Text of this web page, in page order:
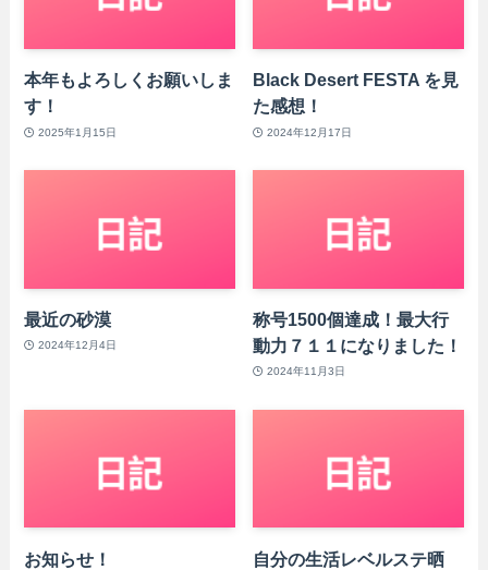
本年もよろしくお願いしま
す！
2025年1月15日
Black Desert FESTA を見
た感想！
2024年12月17日
最近の砂漠
2024年12月4日
称号1500個達成！最大行
動力７１１になりました！
2024年11月3日
お知らせ！
自分の生活レベルステ晒